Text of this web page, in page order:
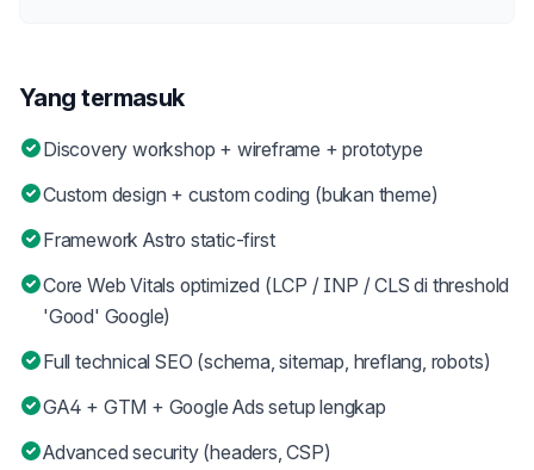
Yang termasuk
Discovery workshop + wireframe + prototype
Custom design + custom coding (bukan theme)
Framework Astro static-first
Core Web Vitals optimized (LCP / INP / CLS di threshold
'Good' Google)
Full technical SEO (schema, sitemap, hreflang, robots)
GA4 + GTM + Google Ads setup lengkap
Advanced security (headers, CSP)